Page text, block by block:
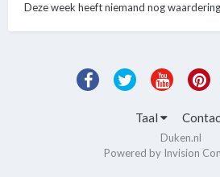
Deze week heeft niemand nog
Taal
Duken.nl
Powered by Invision